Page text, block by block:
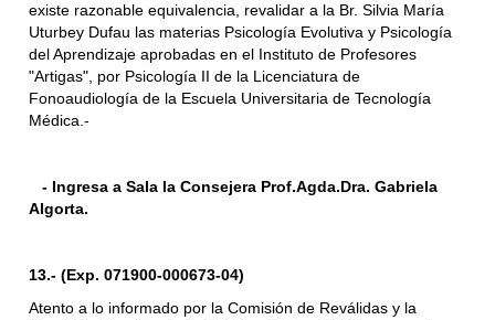
existe razonable equivalencia, revalidar a la Br. Silvia María
Uturbey Dufau las materias Psicología Evolutiva y Psicología
del Aprendizaje aprobadas en el Instituto de Profesores
"Artigas", por Psicología II de la Licenciatura de
Fonoaudiología de la Escuela Universitaria de Tecnología
Médica.-
- Ingresa a Sala la Consejera Prof.Agda.Dra. Gabriela
Algorta.
13.- (Exp. 071900-000673-04)
Atento a lo informado por la Comisión de Reválidas y la